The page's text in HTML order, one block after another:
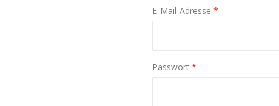
E-Mail-Adresse *
Passwort *